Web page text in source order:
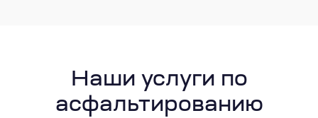
Наши услуги по
асфальтированию